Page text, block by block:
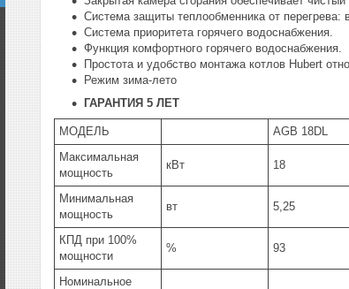
Система защиты теплообменника от перегрева:
Система приоритета горячего водоснабжения.
Функция комфортного горячего водоснабжения.
Простота и удобство монтажа котлов Hubert
Режим зима-лето
ГАРАНТИЯ 5 ЛЕТ
МОДЕЛЬ AGB 18DL
Максимальная
мощность
кВт 18
Минимальная
мощность
вт 5,25
КПД при 100%
мощности
% 93
Номинальное